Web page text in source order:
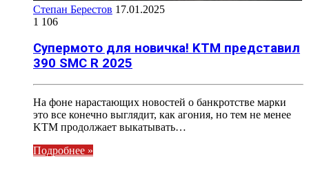
Степан Берестов 17.01.2025
1 106
Супермото для новичка! KTM представил
390 SMC R 2025
На фоне нарастающих новостей о банкротстве марки
это все конечно выглядит, как агония, но тем не менее
KTM продолжает выкатывать…
Подробнее »